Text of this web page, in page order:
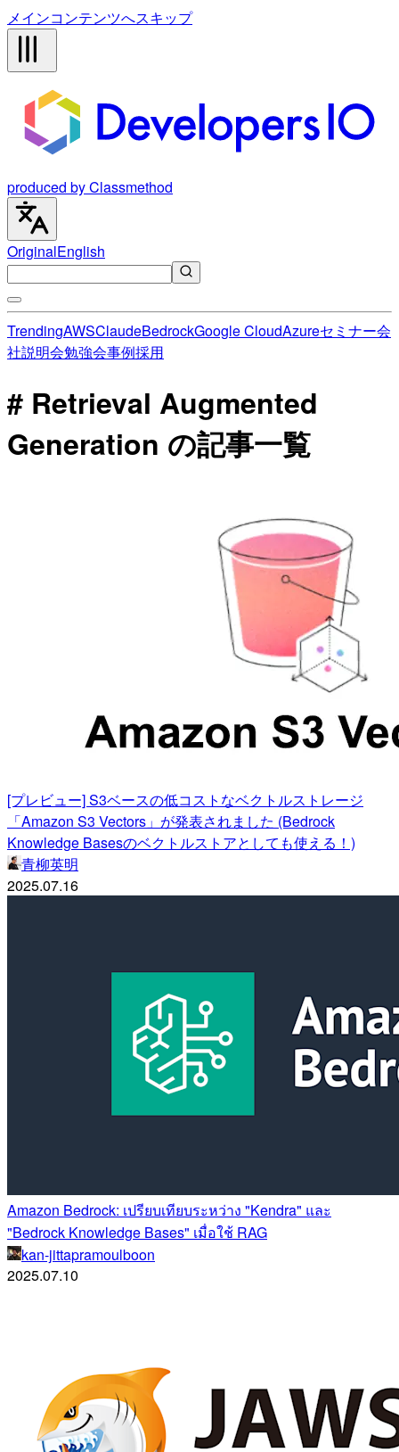
メインコンテンツへスキップ
produced by Classmethod
OriginalEnglish
TrendingAWSClaudeBedrockGoogle CloudAzureセミナー会
社説明会勉強会事例採用
# Retrieval Augmented
Generation の記事一覧
[プレビュー] S3ベースの低コストなベクトルストレージ
「Amazon S3 Vectors」が発表されました (Bedrock
Knowledge Basesのベクトルストアとしても使える！)
青柳英明
2025.07.16
Amazon Bedrock: เปรียบเทียบระหว่าง "Kendra" และ
"Bedrock Knowledge Bases" เมื่อใช้ RAG
kan-jittapramoulboon
2025.07.10